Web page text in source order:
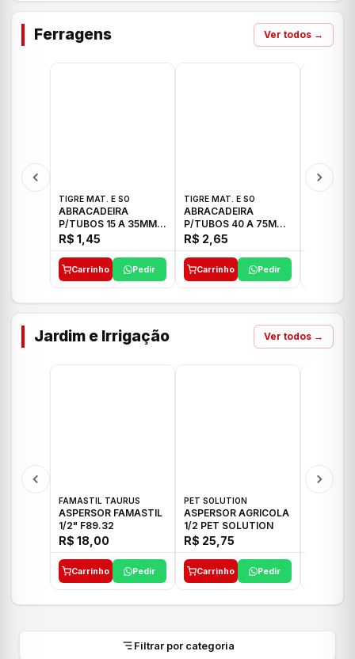
Ferragens Ver todos →
TIGRE MAT. E SO
ABRACADEIRA
P/TUBOS 15 A 35MM
TIGRE
R$ 1,45
Carrinho Pedir
TIGRE MAT. E SO
ABRACADEIRA
P/TUBOS 40 A 75MM
TIGRE
R$ 2,65
Carrinho Pedir
Jardim e Irrigação Ver todos →
FAMASTIL TAURUS
ASPERSOR FAMASTIL
1/2" F89.32
R$ 18,00
Carrinho Pedir
PET SOLUTION
ASPERSOR AGRICOLA
1/2 PET SOLUTION
R$ 25,75
Carrinho Pedir
Filtrar por categoria